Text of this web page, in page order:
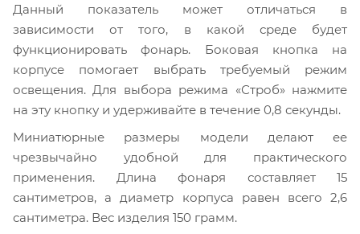
Данный показатель может отличаться в
зависимости от того, в какой среде будет
функционировать фонарь. Боковая кнопка на
корпусе помогает выбрать требуемый режим
освещения. Для выбора режима «Строб» нажмите
на эту кнопку и удерживайте в течение 0,8 секунды.
Миниатюрные размеры модели делают ее
чрезвычайно удобной для практического
применения. Длина фонаря составляет 15
сантиметров, а диаметр корпуса равен всего 2,6
сантиметра. Вес изделия 150 грамм.